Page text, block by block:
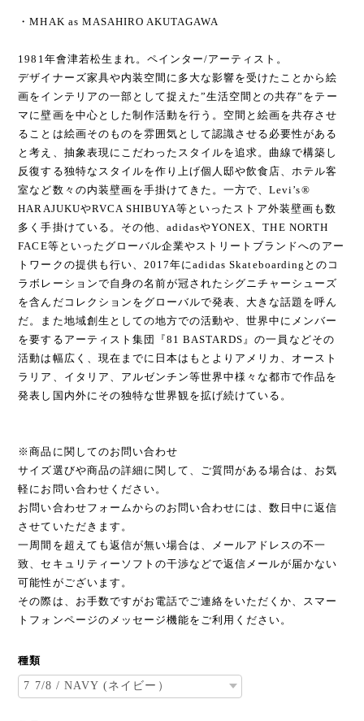
・MHAK as MASAHIRO AKUTAGAWA
1981年會津若松生まれ。ペインター/アーティスト。
デザイナーズ家具や内装空間に多大な影響を受けたことから絵
画をインテリアの一部として捉えた”生活空間との共存”をテー
マに壁画を中心とした制作活動を行う。空間と絵画を共存させ
ることは絵画そのものを雰囲気として認識させる必要性がある
と考え、抽象表現にこだわったスタイルを追求。曲線で構築し
反復する独特なスタイルを作り上げ個人邸や飲食店、ホテル客
室など数々の内装壁画を手掛けてきた。一方で、Levi’s®
HARAJUKUやRVCA SHIBUYA等といったストア外装壁画も数
多く手掛けている。その他、adidasやYONEX、THE NORTH
FACE等といったグローバル企業やストリートブランドへのアー
トワークの提供も行い、2017年にadidas Skateboardingとのコ
ラボレーションで自身の名前が冠されたシグニチャーシューズ
を含んだコレクションをグローバルで発表、大きな話題を呼ん
だ。また地域創生としての地方での活動や、世界中にメンバー
を要するアーティスト集団『81 BASTARDS』の一員などその
活動は幅広く、現在までに日本はもとよりアメリカ、オースト
ラリア、イタリア、アルゼンチン等世界中様々な都市で作品を
発表し国内外にその独特な世界観を拡げ続けている。
※商品に関してのお問い合わせ
サイズ選びや商品の詳細に関して、ご質問がある場合は、お気
軽にお問い合わせください。
お問い合わせフォームからのお問い合わせには、数日中に返信
させていただきます。
一周間を超えても返信が無い場合は、メールアドレスの不一
致、セキュリティーソフトの干渉などで返信メールが届かない
可能性がございます。
その際は、お手数ですがお電話でご連絡をいただくか、スマー
トフォンページのメッセージ機能をご利用ください。
種類